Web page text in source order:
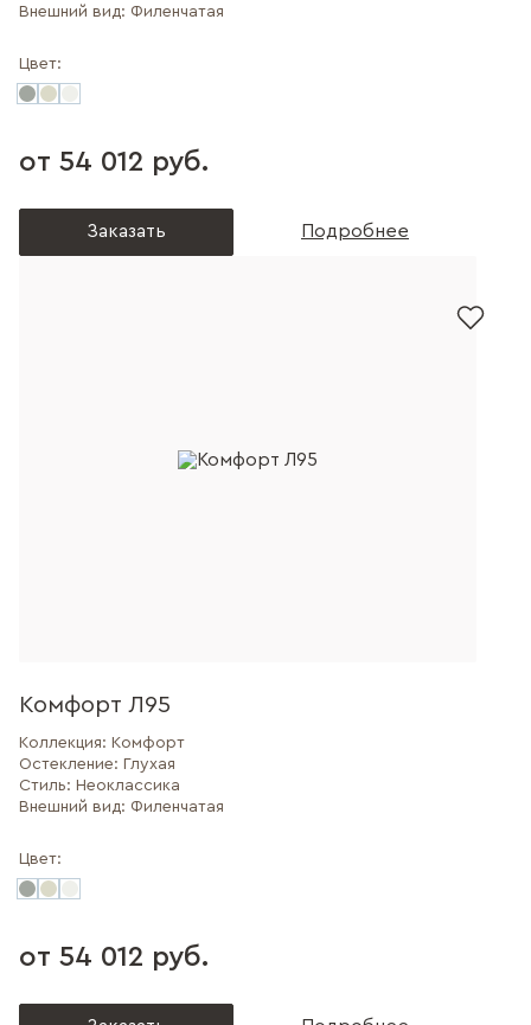
Внешний вид: Филенчатая
Цвет:
от 54 012 руб.
Заказать Подробнее
Комфорт Л95
Коллекция: Комфорт
Остекление: Глухая
Стиль: Неоклассика
Внешний вид: Филенчатая
Цвет:
от 54 012 руб.